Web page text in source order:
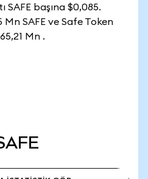
SAFE başına $0,085.
Mn SAFE ve Safe Token
Mn .